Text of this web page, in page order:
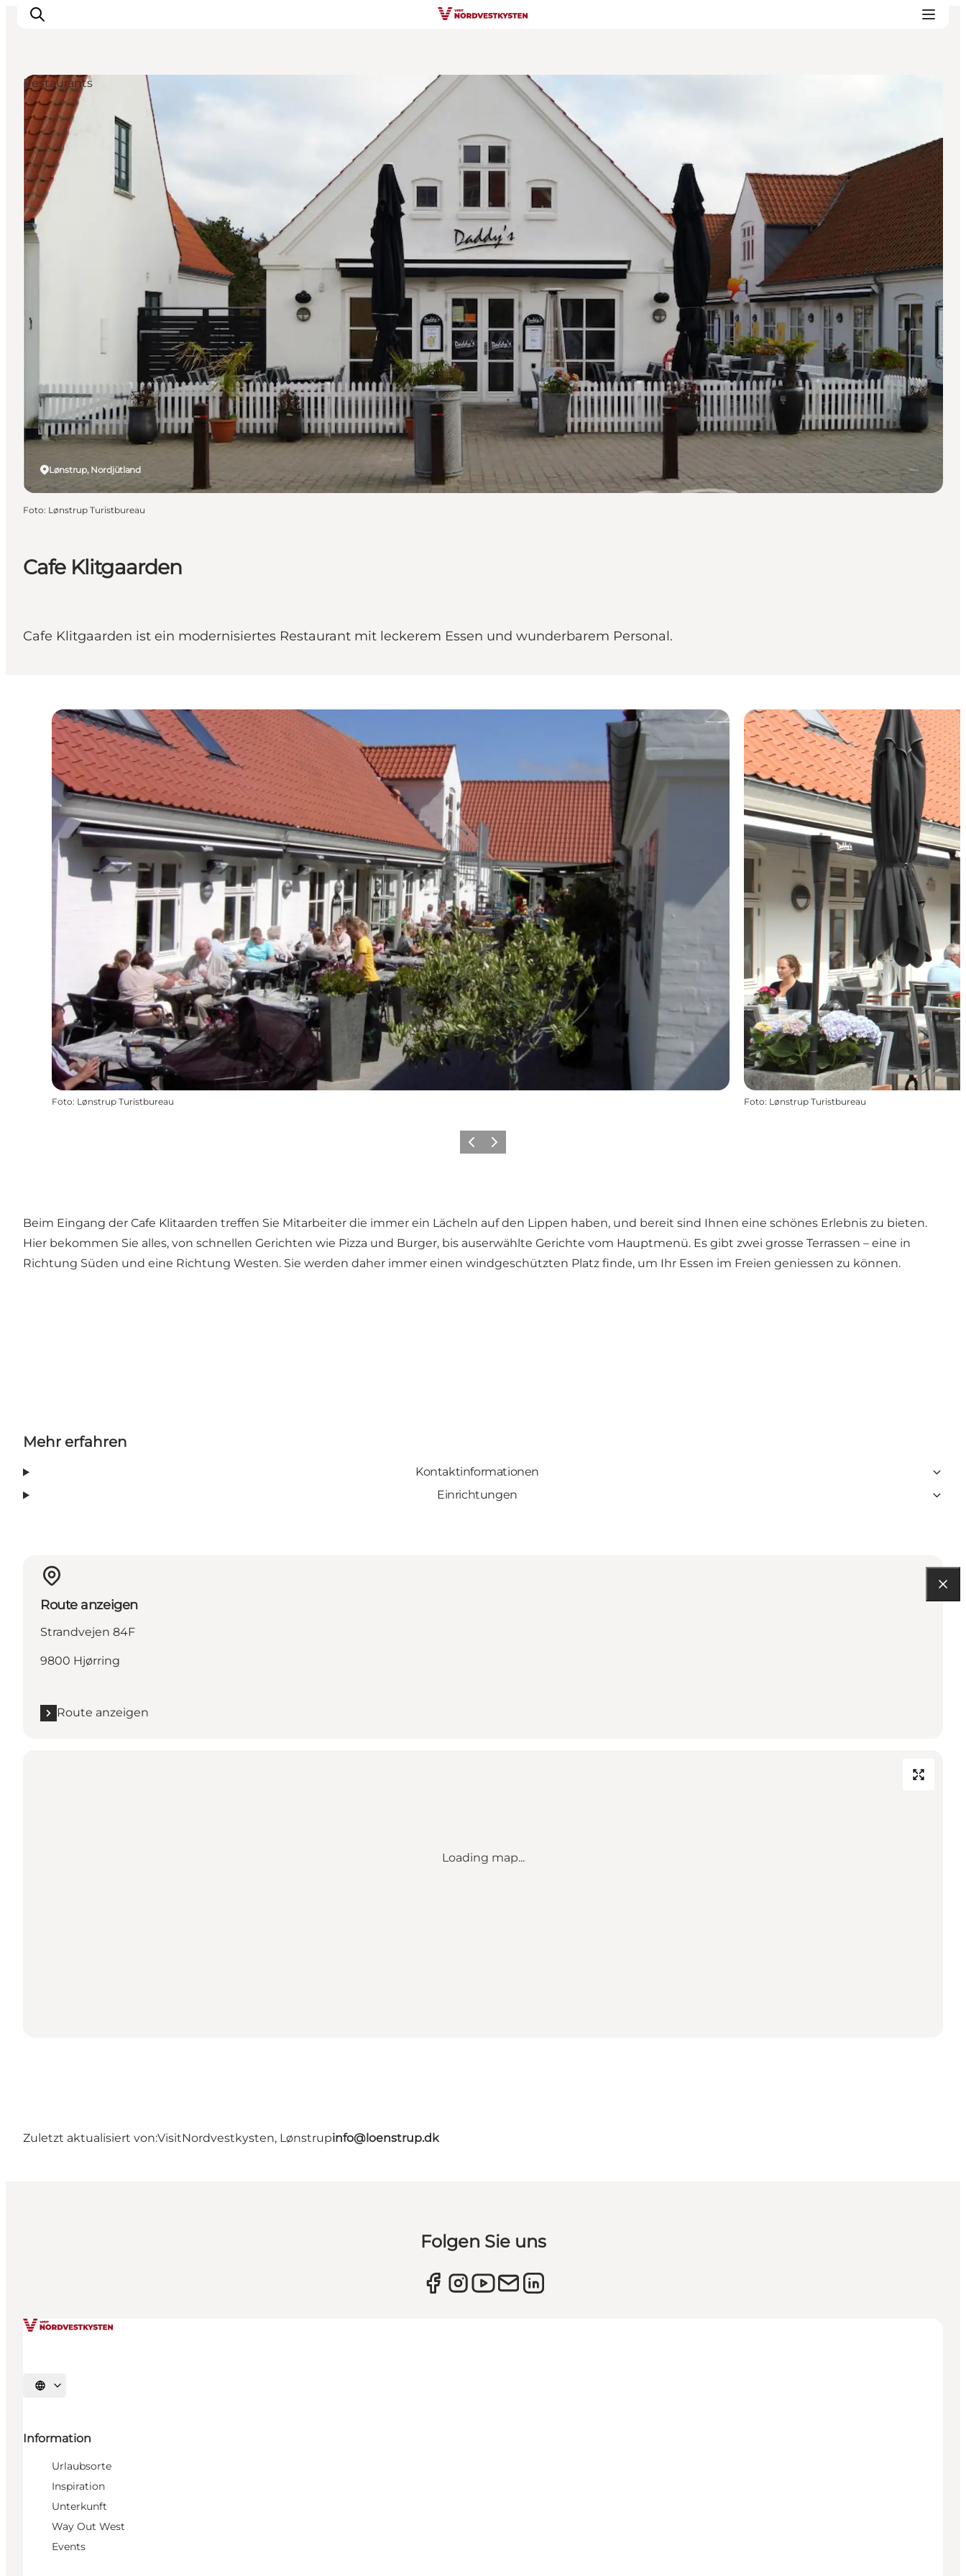
Urlaubsorte
Inspiration
Events
Unterkunft
Mach deine Urlaubsplanung
Cafe Klitgaarden
Cafe Klitgaarden ist ein modernisiertes Restaurant mit leckerem Essen und wunderbarem Personal.
Lønstrup, Nordjütland
Restaurants
Foto: Lønstrup Turistbureau
Foto: Lønstrup Turistbureau Foto: Lønstrup Turistbureau
ZurückWeiter
Beim Eingang der Cafe Klitaarden treffen Sie Mitarbeiter die immer ein Lächeln auf den Lippen haben, und bereit sind Ihnen eine schönes Erlebnis zu bieten.
Hier bekommen Sie alles, von schnellen Gerichten wie Pizza und Burger, bis auserwählte Gerichte vom Hauptmenü. Es gibt zwei grosse Terrassen – eine in
Richtung Süden und eine Richtung Westen. Sie werden daher immer einen windgeschützten Platz finde, um Ihr Essen im Freien geniessen zu können.
Mehr erfahren
Kontaktinformationen
Einrichtungen
Route anzeigen
Strandvejen 84F
9800 Hjørring
Route anzeigen
Loading map...
Zuletzt aktualisiert von:VisitNordvestkysten, Lønstrupinfo@loenstrup.dk
Folgen Sie uns
Sprache auswählen
Information
Urlaubsorte
Inspiration
Unterkunft
Way Out West
Events